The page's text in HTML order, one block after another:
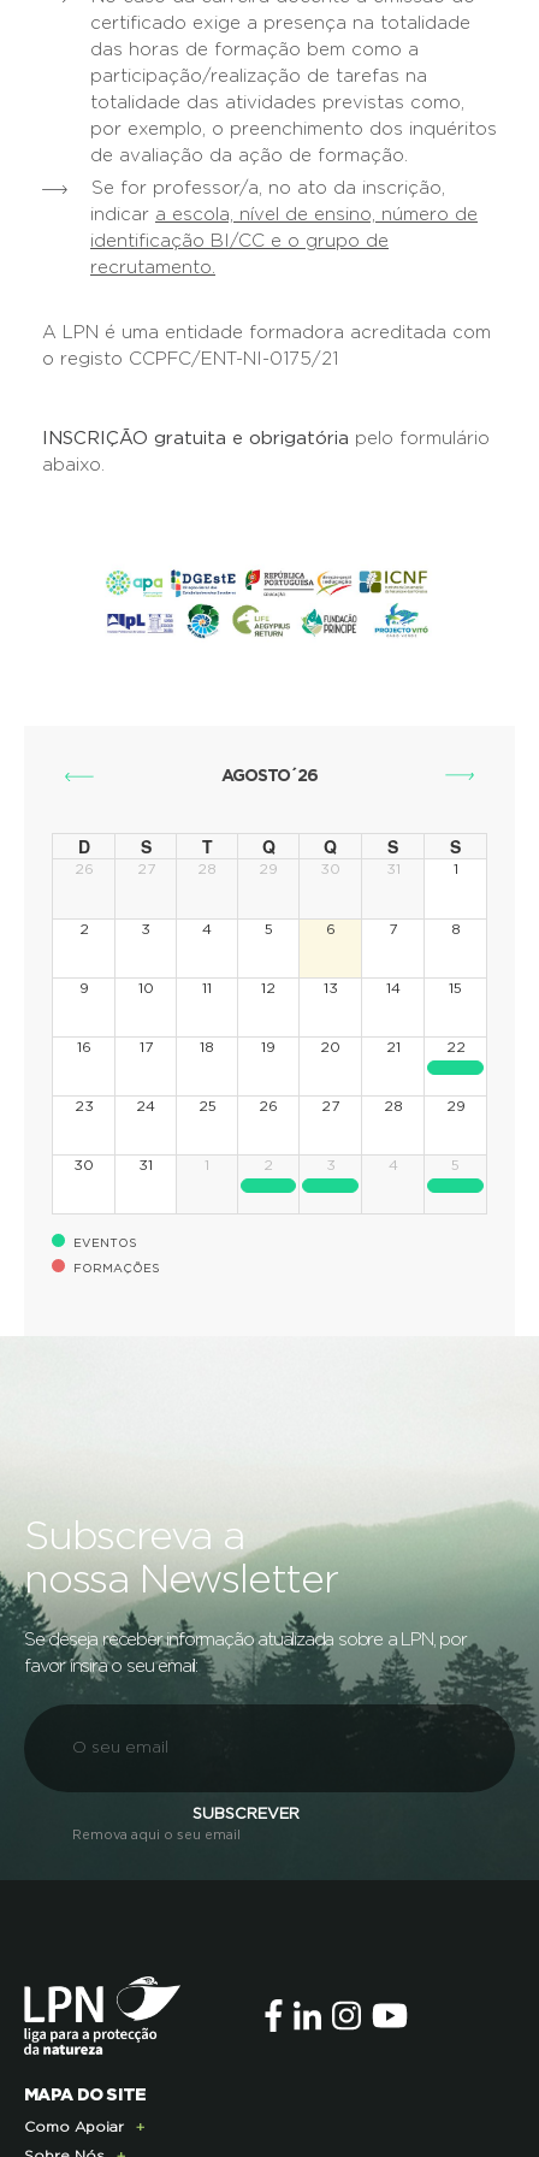
certificado exige a presença na totalidade
das horas de formação bem como a
participação/realização de tarefas na
totalidade das atividades previstas como,
por exemplo, o preenchimento dos inquéritos
de avaliação da ação de formação.
Se for professor/a, no ato da inscrição,
indicar a escola, nível de ensino, número de
identificação BI/CC e o grupo de
recrutamento.
A LPN é uma entidade formadora acreditada com
o registo CCPFC/ENT-NI-0175/21
INSCRIÇÃO gratuita e obrigatória pelo formulário
abaixo.
AGOSTO´26
D S T Q Q S S
26 27 28 29 30 31 1
2 3 4 5 6 7 8
9 10 11 12 13 14 15
16 17 18 19 20 21 22
23 24 25 26 27 28 29
30 31 1 2 3 4 5
EVENTOS
FORMAÇÕES
Subscreva a
nossa Newsletter
Se deseja receber informação atualizada sobre a LPN, por
favor insira o seu email:
SUBSCREVER
Remova aqui o seu email
MAPA DO SITE
Como Apoiar